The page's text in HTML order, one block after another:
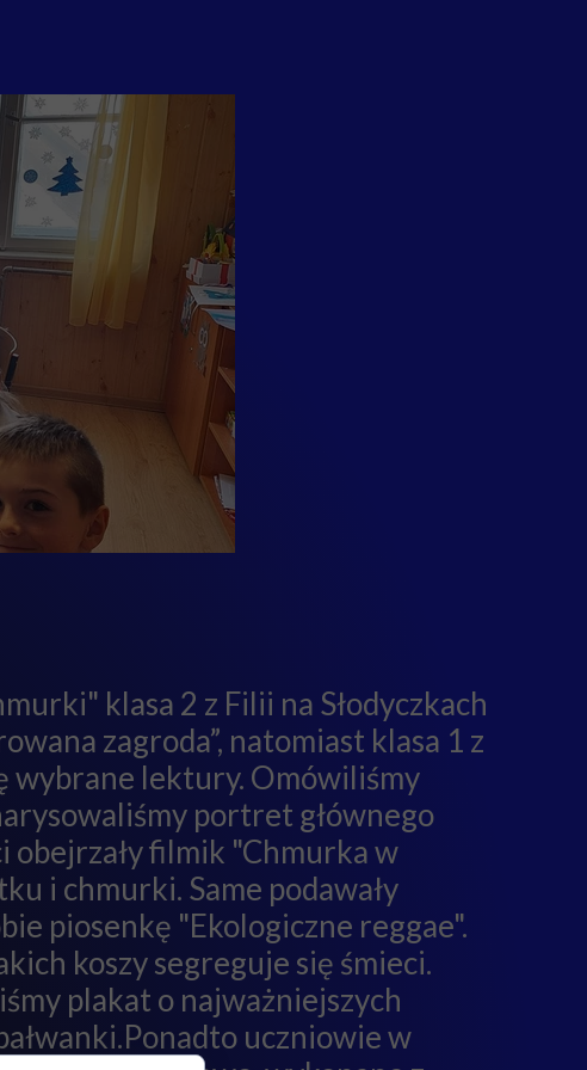
klasa 2 z Filii na Słodyczkach
zagroda”, natomiast klasa 1 z
wybrane lektury. Omówiliśmy
portret głównego
obejrzały filmik "Chmurka w
i chmurki. Same podawały
piosenkę "Ekologiczne reggae".
koszy segreguje się śmieci.
plakat o najważniejszych
uczniowie w